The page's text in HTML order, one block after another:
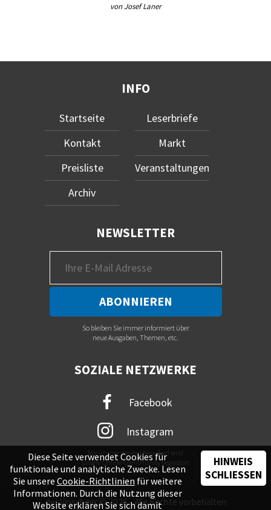
von Josef Laner
INFO
Startseite
Kontakt
Preisliste
Archiv
Leserbriefe
Markt
Veranstaltungen
NEWSLETTER
So bleiben Sie immer informiert über
neue Ausgaben, Themen, etc.
SOZIALE NETZWERKE
Facebook
Instagram
Mit immer neuem Newsfeed wird
unsere Online-Community begeistert
der Vinschger © 2026 - Alle Rechte vorbehalten
Diese Seite verwendet Cookies für
funktionale und analytische Zwecke. Lesen
Sie unsere Cookie-Richtlinien für weitere
Informationen. Durch die Nutzung dieser
Website erklären Sie sich damit
HINWEIS
SCHLIESSEN